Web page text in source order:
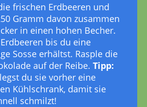
frischen Erdbeeren und
Gramm davon zusammen
in einen hohen Becher.
bis du eine
Sosse erhältst. Rasple die
auf der Reibe. Tipp:
du sie vorher eine
Kühlschrank, damit sie
schmilzt!